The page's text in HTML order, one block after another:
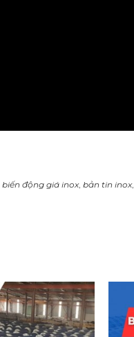
biến động giá inox, bản tin inox,